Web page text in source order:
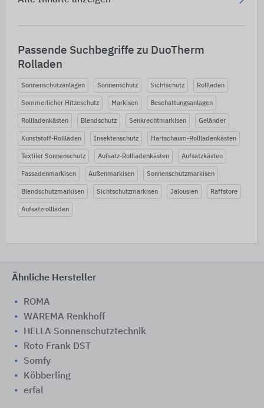
Passende Suchbegriffe zu DuoTherm
Rolladen
Sonnenschutzanlagen Sonnenschutz Sichtschutz Rollläden
Sommerlicher Hitzeschutz Markisen Beschattungsanlagen
Rollladenkästen Blendschutz Senkrechtmarkisen Geländer
Kunststoff-Rollläden Insektenschutz Hartschaum-Rollladenkästen
Textiler Sonnenschutz Aufsatz-Rollladenkästen Aufsatzkästen
Fassadenmarkisen Außenmarkisen Sonnenschutzmarkisen
Blendschutzmarkisen Sichtschutzmarkisen Jalousien Raffstore
Aufsatzrollläden
Ähnliche Hersteller
ROMA
WAREMA Renkhoff
HELLA Sonnenschutztechnik
Roto Frank DST
Somfy
Köbberling
erfal